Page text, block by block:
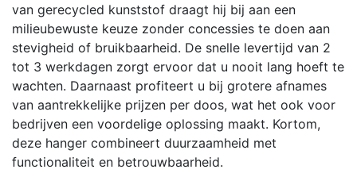
van gerecycled kunststof draagt hij bij aan een
milieubewuste keuze zonder concessies te doen aan
stevigheid of bruikbaarheid. De snelle levertijd van 2
tot 3 werkdagen zorgt ervoor dat u nooit lang hoeft te
wachten. Daarnaast profiteert u bij grotere afnames
van aantrekkelijke prijzen per doos, wat het ook voor
bedrijven een voordelige oplossing maakt. Kortom,
deze hanger combineert duurzaamheid met
functionaliteit en betrouwbaarheid.